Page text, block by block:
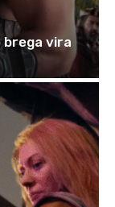
brega vira